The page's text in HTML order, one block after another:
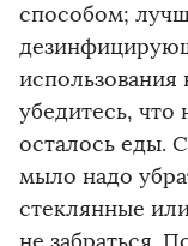
способом;
использования
убедитесь, что
осталось еды.
мыло надо
стеклянные